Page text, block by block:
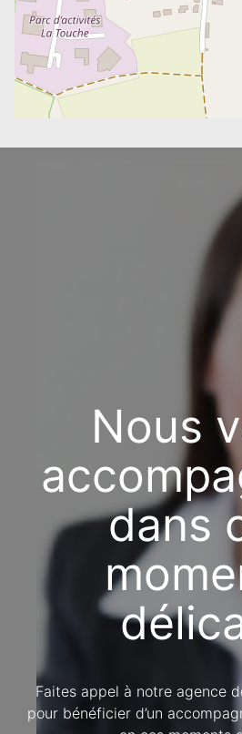
Nous
dans
Faites appel à notre agence
pour bénéficier d’un